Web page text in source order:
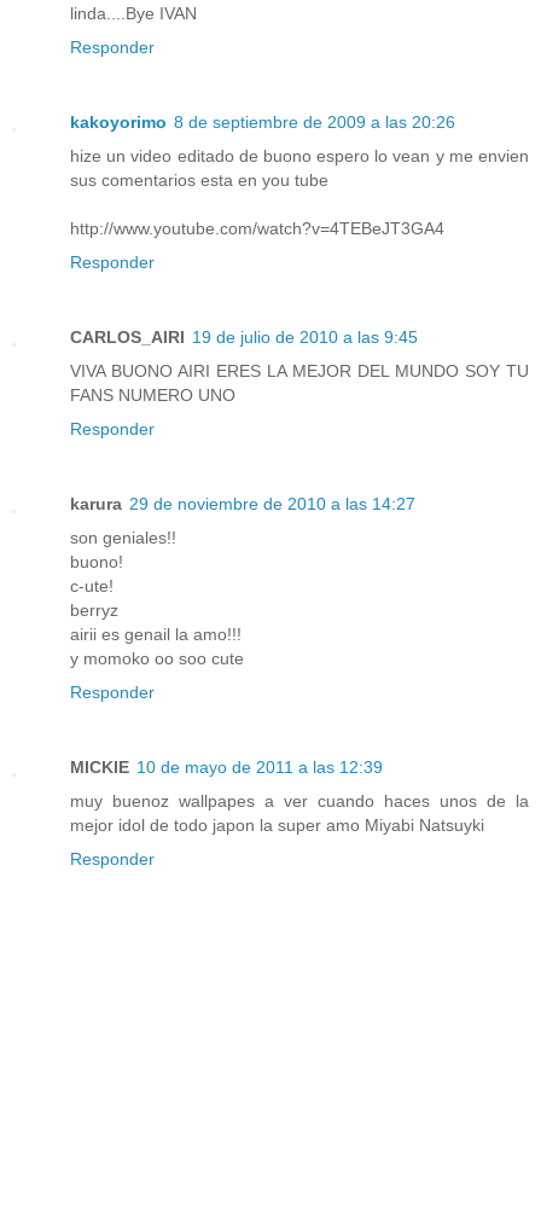
linda....Bye IVAN
Responder
kakoyorimo 8 de septiembre de 2009 a las 20:26
hize un video editado de buono espero lo vean y me envien
sus comentarios esta en you tube
http://www.youtube.com/watch?v=4TEBeJT3GA4
Responder
CARLOS_AIRI 19 de julio de 2010 a las 9:45
VIVA BUONO AIRI ERES LA MEJOR DEL MUNDO SOY TU
FANS NUMERO UNO
Responder
karura 29 de noviembre de 2010 a las 14:27
son geniales!!
buono!
c-ute!
berryz
airii es genail la amo!!!
y momoko oo soo cute
Responder
MICKIE 10 de mayo de 2011 a las 12:39
muy buenoz wallpapes a ver cuando haces unos de la
mejor idol de todo japon la super amo Miyabi Natsuyki
Responder